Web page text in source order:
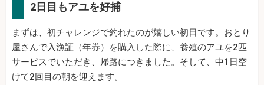
2日目もアユを好捕
まずは、初チャレンジで釣れたのが嬉しい初日です。おとり
屋さんで入漁証（年券）を購入した際に、養殖のアユを2匹
サービスでいただき、帰路につきました。そして、中1日空
けて2回目の朝を迎えます。